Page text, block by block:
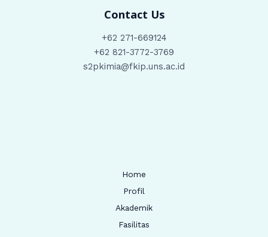
Contact Us
+62 271-669124
+62 821-3772-3769
s2pkimia@fkip.uns.ac.id
Home
Profil
Akademik
Fasilitas